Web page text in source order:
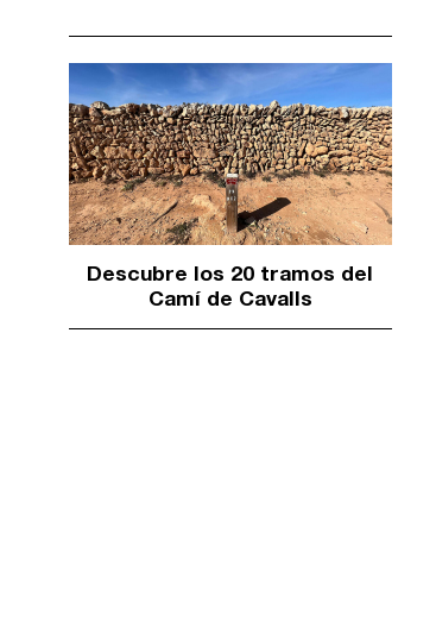
Descubre los 20 tramos del
Camí de Cavalls